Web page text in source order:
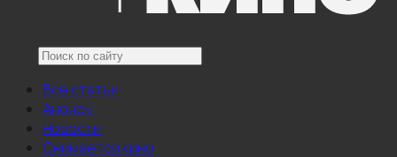
Все статьи
Анонсы
Новости
Снимается кино